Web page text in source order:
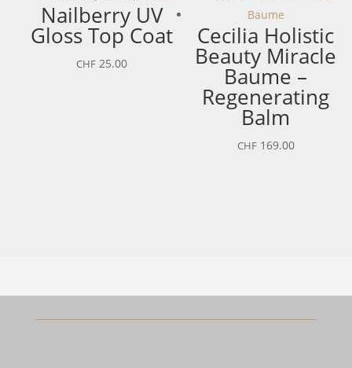
Nailberry UV
Gloss Top Coat
CHF 25.00
Cecilia Holistic
Beauty Miracle
Baume –
Regenerating
Balm
CHF169.00